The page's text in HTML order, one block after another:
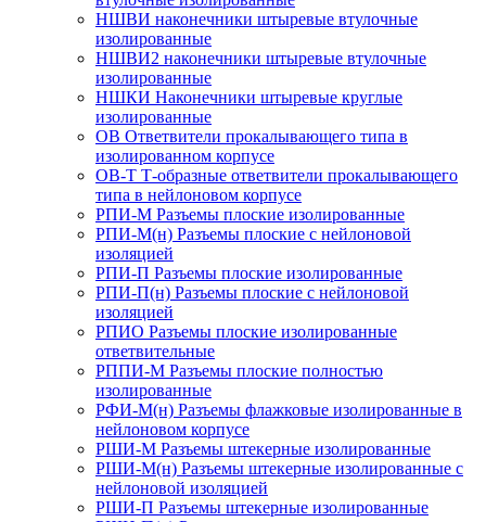
НШВИ наконечники штыревые втулочные
изолированные
НШВИ2 наконечники штыревые втулочные
изолированные
НШКИ Наконечники штыревые круглые
изолированные
ОВ Ответвители прокалывающего типа в
изолированном корпусе
ОВ-Т Т-образные ответвители прокалывающего
типа в нейлоновом корпусе
РПИ-М Разъемы плоские изолированные
РПИ-М(н) Разъемы плоские с нейлоновой
изоляцией
РПИ-П Разъемы плоские изолированные
РПИ-П(н) Разъемы плоские с нейлоновой
изоляцией
РПИО Разъемы плоские изолированные
ответвительные
РППИ-М Разъемы плоские полностью
изолированные
РФИ-М(н) Разъемы флажковые изолированные в
нейлоновом корпусе
РШИ-М Разъемы штекерные изолированные
РШИ-М(н) Разъемы штекерные изолированные с
нейлоновой изоляцией
РШИ-П Разъемы штекерные изолированные